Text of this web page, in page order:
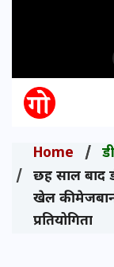
Home
छह साल बाद
खेल की
प्रतियोगिता